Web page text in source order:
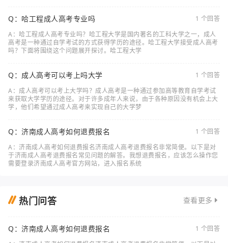
Q：哈工程成人高考专业吗
1 个回答
A：哈工程成人高考专业吗？哈工程大学是国内著名的工科大学之一，成人
高考是一种通过自学考试的方式获得学历的途径。哈工程大学接受成人高考
吗？下面将围绕这个问题展开探讨。哈工程大学
Q：成人高考可以考上吗大学
1 个回答
A：成人高考可以考上大学吗？成人高考是一种通过参加高等教育自学考试
来获取大学学历的途径。对于许多成年人来说，由于各种原因没有机会上大
学，他们希望通过成人高考来实现自己的大学梦
Q：济南成人高考如何退费报名
1 个回答
A：济南成人高考如何退费报名济南成人高考退费报名非常简便。以下是对
于济南成人高考退费报名常见问题的解答。我想退费报名，应该怎么操作您
需要登录济南成人高考官方网站，进入报名系统
热门问答 查看更多
Q：济南成人高考如何退费报名
1 个回答